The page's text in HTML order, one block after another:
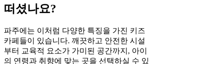
떠셨나요?
파주에는 이처럼 다양한 특징을 가진 키즈
카페들이 있습니다. 깨끗하고 안전한 시설
부터 교육적 요소가 가미된 공간까지, 아이
의 연령과 취향에 맞는 곳을 선택하실 수 있